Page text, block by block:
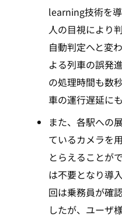
learning技術を
人の目視により
自動判定へと変
よる列車の誤発
の処理時間も数
車の運行遅延に
また、各駅への
ているカメラを
とらえることが
は不要となり導
回は乗務員が確
したが、ユーザ